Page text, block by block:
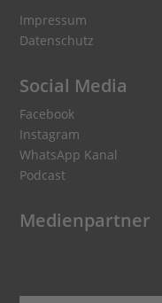
Impressum
Datenschutz
Social Media
Facebook
Instagram
WhatsApp Kanal
Podcast
Medienpartner